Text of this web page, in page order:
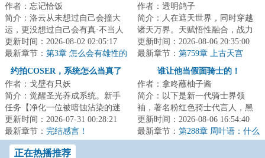
作者：忘记恰饭
简介：洛云从未想过自己会撞大
运，更没想过自己会有真·不当人
的一天。既然来到新大陆还成为
了一条雄火龙...
更新时间：2026-08-02 02:05:17
最新章节： 第3章 怎么会有雄性的
龙长这样啊
作者：透明鸽子
简介：人在遮天世界，同时穿越
诸天万界。天赋悟性融合，战力
无限叠加。五倍同级战力，你说
我只是凡体而已...
更新时间：2026-08-06 20:35:00
最新章节： 第759章 上古天宫
约拍COSER，系统怎么当真了
作者：戈壁有只妖
简介：觉醒圣光养成系统。新手
任务【净化一位被暗蚀沾染的迷
茫修女。】丁衡拿起相机来到漫
展：Cos小姐姐...
更新时间：2026-07-31 00:28:21
最新章节： 完结感言！
谁让他当假面骑士的！
作者：拿咚蘸柚子酱
简介：以下是新一代骑士界领
袖，著名粉红色骑士代言人，黑
榜投票独断万古假面骑士帝骑先
生，于联邦最不受...
更新时间：2026-08-06 16:54:40
最新章节： 第288章 周叶语：什么
正在热播推荐